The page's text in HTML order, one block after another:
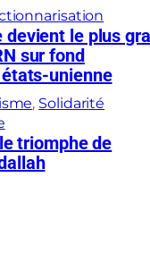
devient le plus
sur fond
états-unienne
, Solidarité
triomphe de